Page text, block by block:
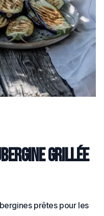
grillée
prêtes pour les